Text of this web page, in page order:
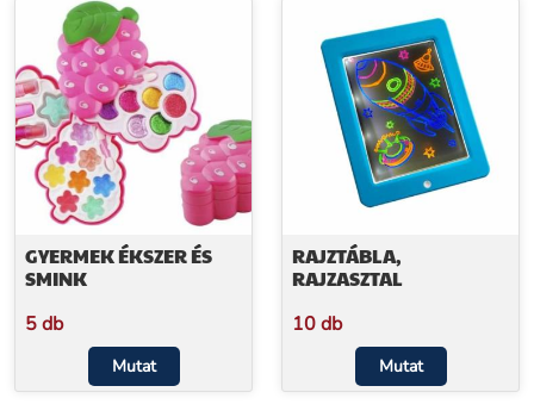
GYERMEK ÉKSZER ÉS
SMINK
5 db
Mutat
RAJZTÁBLA,
RAJZASZTAL
10 db
Mutat